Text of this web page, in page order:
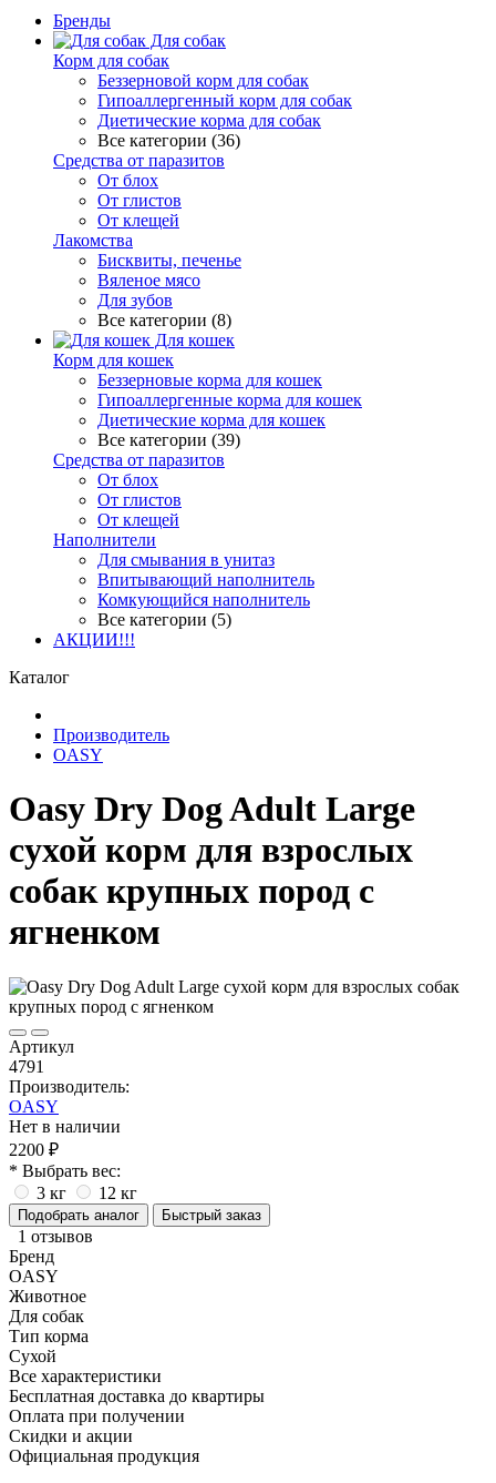
Бренды
Для собак
Корм для собак
Беззерновой корм для собак
Гипоаллергенный корм для собак
Диетические корма для собак
Все категории (36)
Средства от паразитов
От блох
От глистов
От клещей
Лакомства
Бисквиты, печенье
Вяленое мясо
Для зубов
Все категории (8)
Для кошек
Корм для кошек
Беззерновые корма для кошек
Гипоаллергенные корма для кошек
Диетические корма для кошек
Все категории (39)
Средства от паразитов
От блох
От глистов
От клещей
Наполнители
Для смывания в унитаз
Впитывающий наполнитель
Комкующийся наполнитель
Все категории (5)
АКЦИИ!!!
Каталог
Производитель
OASY
Oasy Dry Dog Adult Large
сухой корм для взрослых
собак крупных пород с
ягненком
Артикул
4791
Производитель:
OASY
Нет в наличии
2200 ₽
* Выбрать вес:
3 кг
12 кг
Подобрать аналог Быстрый заказ
1 отзывов
Бренд
OASY
Животное
Для собак
Тип корма
Сухой
Все характеристики
Бесплатная доставка до квартиры
Оплата при получении
Скидки и акции
Официальная продукция